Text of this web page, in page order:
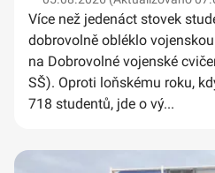
Více než jedenáct stovek
dobrovolně obléklo
na Dobrovolné vojenské
SŠ). Oproti loňskému roku,
718 studentů, jde o vý...